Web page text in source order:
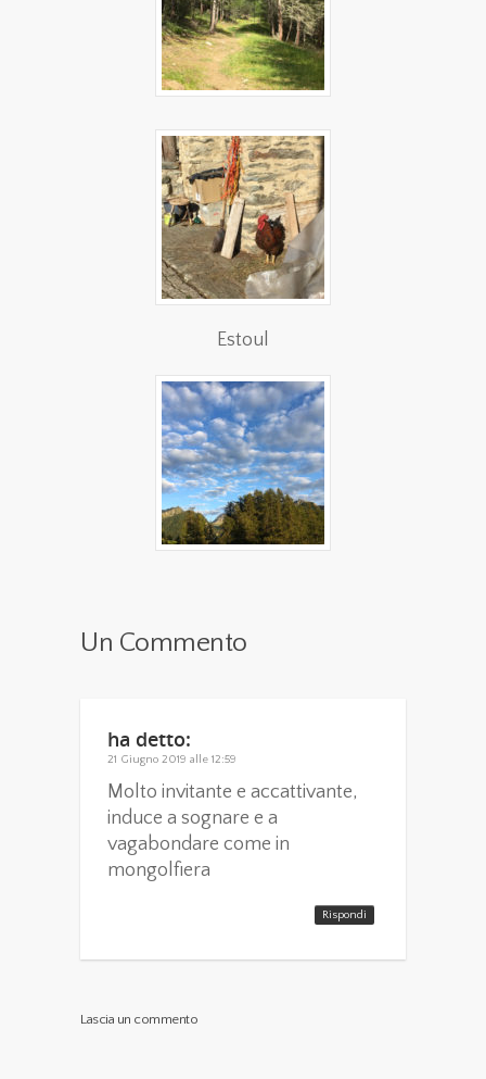
Estoul
Un Commento
ha detto:
21 Giugno 2019 alle 12:59
Molto invitante e accattivante,
induce a sognare e a
vagabondare come in
mongolfiera
Rispondi
Lascia un commento